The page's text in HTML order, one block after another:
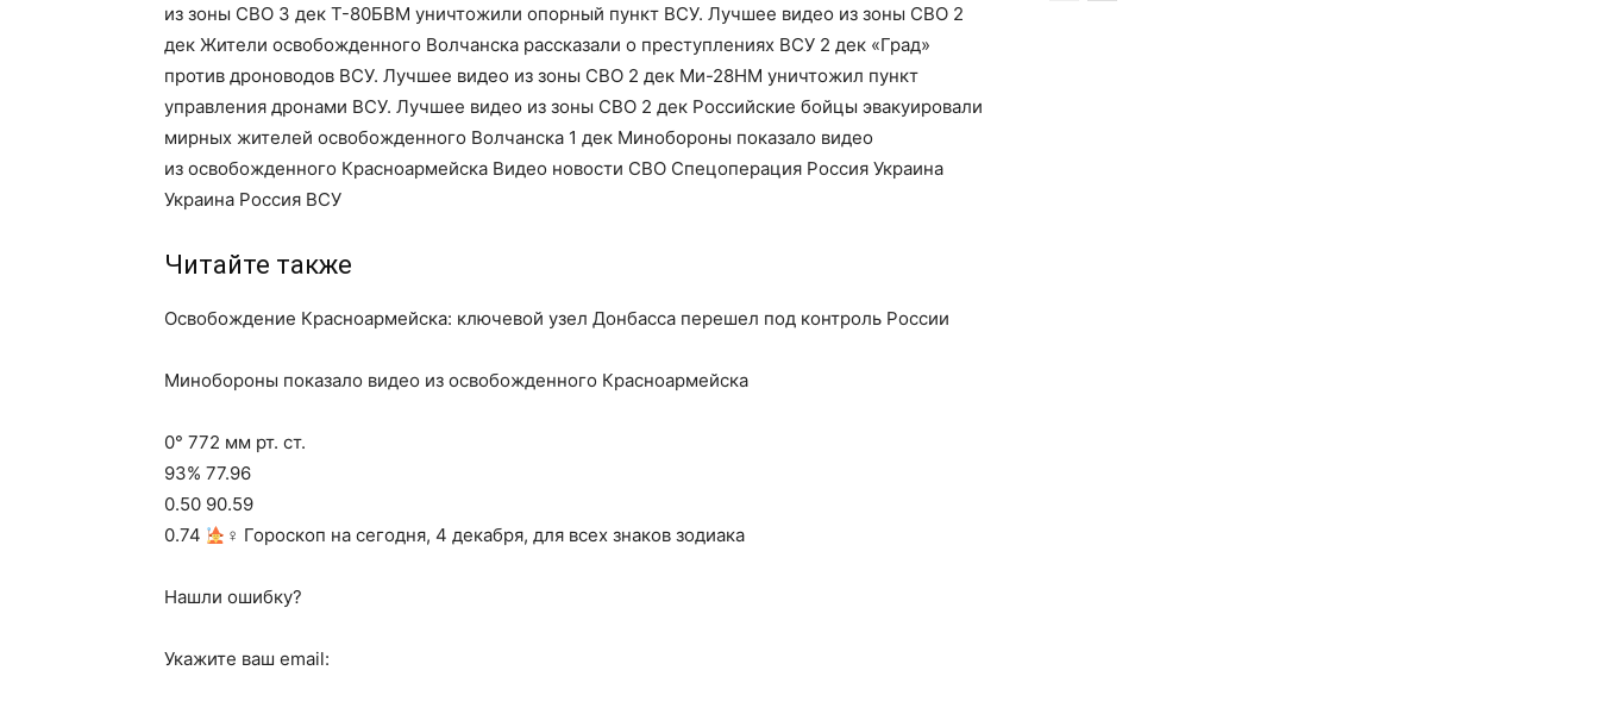
из зоны СВО 3 дек Т-80БВМ уничтожили опорный пункт ВСУ. Лучшее видео из зоны СВО 2
дек Жители освобожденного Волчанска рассказали о преступлениях ВСУ 2 дек «Град»
против дроноводов ВСУ. Лучшее видео из зоны СВО 2 дек Ми-28НМ уничтожил пункт
управления дронами ВСУ. Лучшее видео из зоны СВО 2 дек Российские бойцы эвакуировали
мирных жителей освобожденного Волчанска 1 дек Минобороны показало видео
из освобожденного Красноармейска Видео новости СВО Спецоперация Россия Украина
Украина Россия ВСУ
Читайте также
Освобождение Красноармейска: ключевой узел Донбасса перешел под контроль России
Минобороны показало видео из освобожденного Красноармейска
0° 772 мм рт. ст.
93% 77.96
0.50 90.59
0.74
‍♀ Гороскоп на сегодня, 4 декабря, для всех знаков зодиака
Нашли ошибку?
Укажите ваш email: